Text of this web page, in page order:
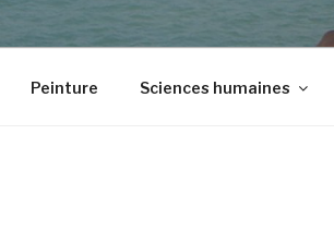
Peinture Sciences humaines